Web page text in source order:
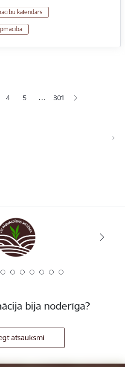
kalendārs
Lapa
4 Lapa
5 … 301
bija noderīga?
atsauksmi